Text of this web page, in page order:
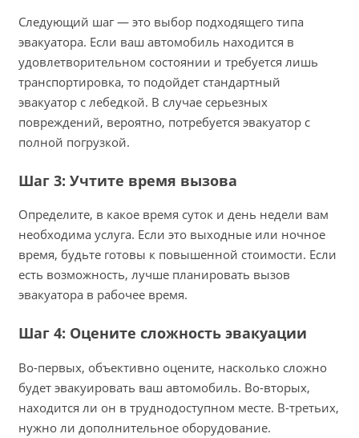
Следующий шаг — это выбор подходящего типа
эвакуатора. Если ваш автомобиль находится в
удовлетворительном состоянии и требуется лишь
транспортировка, то подойдет стандартный
эвакуатор с лебедкой. В случае серьезных
повреждений, вероятно, потребуется эвакуатор с
полной погрузкой.
Шаг 3: Учтите время вызова
Определите, в какое время суток и день недели вам
необходима услуга. Если это выходные или ночное
время, будьте готовы к повышенной стоимости. Если
есть возможность, лучше планировать вызов
эвакуатора в рабочее время.
Шаг 4: Оцените сложность эвакуации
Во-первых, объективно оцените, насколько сложно
будет эвакуировать ваш автомобиль. Во-вторых,
находится ли он в труднодоступном месте. В-третьих,
нужно ли дополнительное оборудование.